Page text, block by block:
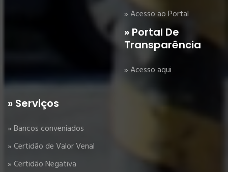
» Acesso ao Portal
» Portal De
Transparência
» Acesso aqui
» Serviços
» Bancos conveniados
» Certidão de Valor Venal
» Certidão Negativa